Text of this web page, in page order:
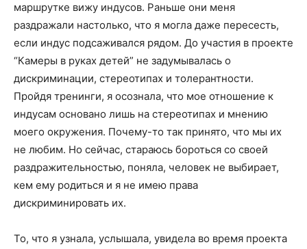
маршрутке вижу индусов. Раньше они меня
раздражали настолько, что я могла даже пересесть,
если индус подсаживался рядом. До участия в проекте
“Камеры в руках детей” не задумывалась о
дискриминации, стереотипах и толерантности.
Пройдя тренинги, я осознала, что мое отношение к
индусам основано лишь на стереотипах и мнению
моего окружения. Почему-то так принято, что мы их
не любим. Но сейчас, стараюсь бороться со своей
раздражительностью, поняла, человек не выбирает,
кем ему родиться и я не имею права
дискриминировать их.
То, что я узнала, услышала, увидела во время проекта